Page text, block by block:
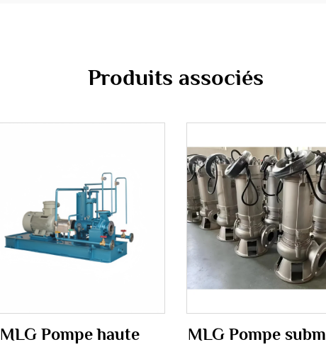
Produits associés
MLG Pompe haute
MLG Pompe